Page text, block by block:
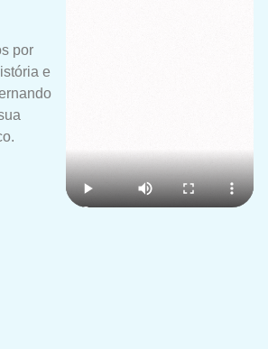
por
e